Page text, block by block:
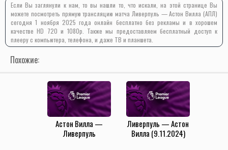
Если Вы заглянули к нам, то вы нашли то, что искали, на этой странице Вы
можете посмотреть прямую трансляцию матча Ливерпуль — Астон Вилла (АПЛ)
сегодня 1 ноября 2025 года онлайн бесплатно без рекламы и в хорошем
качестве HD 720 и 1080p. Также мы предоставляем бесплатный доступ к
плееру с компьютера, телефона, и даже ТВ и планшета.
Похожие:
Астон Вилла —
Ливерпуль
Ливерпуль — Астон
Вилла (9.11.2024)